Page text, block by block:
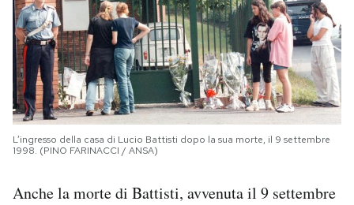
L’ingresso della casa di Lucio Battisti dopo la sua morte, il 9 settembre
1998. (PINO FARINACCI / ANSA)
Anche la morte di Battisti, avvenuta il 9 settembre